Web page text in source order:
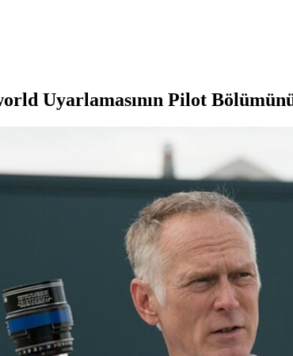
Uyarlamasının Pilot